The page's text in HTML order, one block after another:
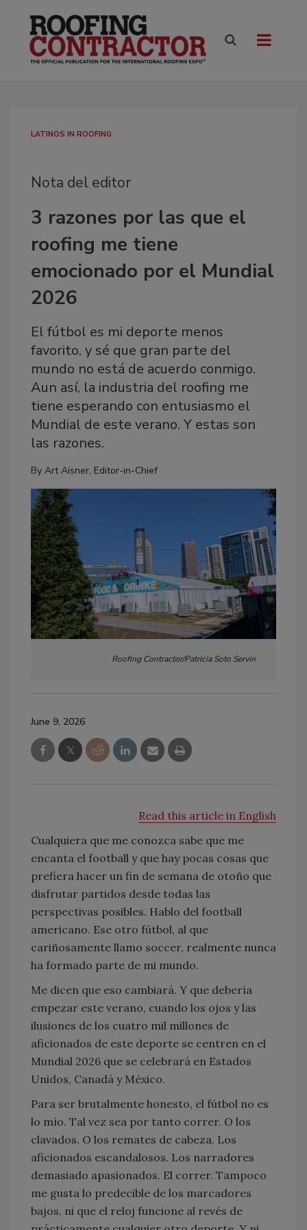
LATINOS IN ROOFING
Nota del editor
3 razones por las que el
roofing me tiene
emocionado por el Mundial
2026
El fútbol es mi deporte menos
favorito, y sé que gran parte del
mundo no está de acuerdo conmigo.
Aun así, la industria del roofing me
tiene esperando con entusiasmo el
Mundial de este verano. Y estas son
las razones.
By Art Aisner, Editor-in-Chief
Roofing Contractor/Patricia Soto Servin
June 9, 2026
Read this article in English
Cualquiera que me conozca sabe que me
encanta el football y que hay pocas cosas que
prefiera hacer un fin de semana de otoño que
disfrutar partidos desde todas las
perspectivas posibles. Hablo del football
americano. Ese otro fútbol, al que
cariñosamente llamo soccer, realmente nunca
ha formado parte de mi mundo.
Me dicen que eso cambiará. Y que debería
empezar este verano, cuando los ojos y las
ilusiones de los cuatro mil millones de
aficionados de este deporte se centren en el
Mundial 2026 que se celebrará en Estados
Unidos, Canadá y México.
Para ser brutalmente honesto, el fútbol no es
lo mío. Tal vez sea por tanto correr. O los
clavados. O los remates de cabeza. Los
aficionados escandalosos. Los narradores
demasiado apasionados. El correr. Tampoco
me gusta lo predecible de los marcadores
bajos, ni que el reloj funcione al revés de